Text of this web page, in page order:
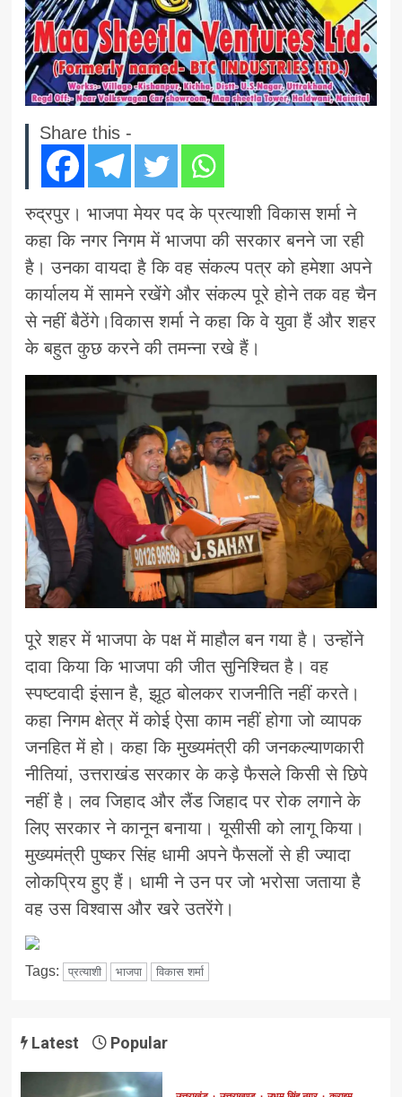
Share this -
रुद्रपुर। भाजपा मेयर पद के प्रत्याशी विकास शर्मा ने
कहा कि नगर निगम में भाजपा की सरकार बनने जा रही
है। उनका वायदा है कि वह संकल्प पत्र को हमेशा अपने
कार्यालय में सामने रखेंगे और संकल्प पूरे होने तक वह चैन
से नहीं बैठेंगे।विकास शर्मा ने कहा कि वे युवा हैं और शहर
के बहुत कुछ करने की तमन्ना रखे हैं।
पूरे शहर में भाजपा के पक्ष में माहौल बन गया है। उन्होंने
दावा किया कि भाजपा की जीत सुनिश्चित है। वह
स्पष्टवादी इंसान है, झूठ बोलकर राजनीति नहीं करते।
कहा निगम क्षेत्र में कोई ऐसा काम नहीं होगा जो व्यापक
जनहित में हो। कहा कि मुख्यमंत्री की जनकल्याणकारी
नीतियां, उत्तराखंड सरकार के कड़े फैसले किसी से छिपे
नहीं है। लव जिहाद और लैंड जिहाद पर रोक लगाने के
लिए सरकार ने कानून बनाया। यूसीसी को लागू किया।
मुख्यमंत्री पुष्कर सिंह धामी अपने फैसलों से ही ज्यादा
लोकप्रिय हुए हैं। धामी ने उन पर जो भरोसा जताया है
वह उस विश्वास और खरे उतरेंगे।
Tags: प्रत्याशी भाजपा विकास शर्मा
Latest Popular